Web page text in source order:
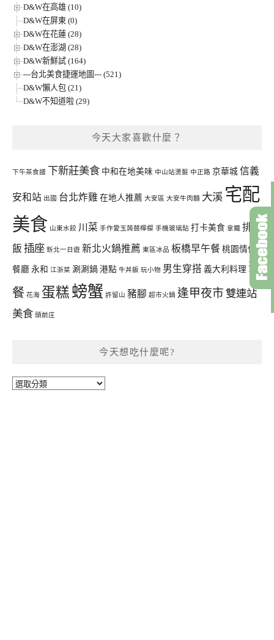
D&W在高雄 (10)
D&W在屏東 (0)
D&W在花蓮 (28)
D&W在澎湖 (28)
D&W新鮮試 (164)
---台北美食捷運地圖--- (521)
D&W懶人包 (21)
D&W不知道啦 (29)
今天大家喜歡什麼？
下午茶食譜 下新莊美食 中和在地美味 中山站燙髮 中正路 京華城 信義
安和站 出國 台北炸雞 在地人推薦 大安區 大安牛肉麵 大溪 宅配
美食 山東水餃 川菜 手作愛玉蒟蒻檸檬 手機玻璃貼 打卡美食 拿鐵 排骨
飯 插座 新北一日遊 新北火鍋推薦 東區冰品 板橋早午餐 桃園情侶
餐廳 永和 江浙菜 涮涮鍋 港點 牛丼飯 玩小物 男生穿搭 義大利料理 聚
餐 花海 蛋糕 螃蟹 許留山 豬腳 超市火鍋 逢甲夜市 雙連站
美食 頭前庄
今天想吃什麼呢?
今